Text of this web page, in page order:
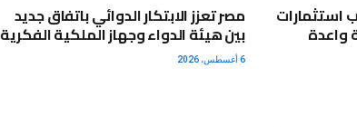
استثمارات
واعدة
مصر تعزز الابتكار الدوائي باتفاق جديد
بين هيئة الدواء وجهاز الملكية الفكرية
6 أغسطس، 2026